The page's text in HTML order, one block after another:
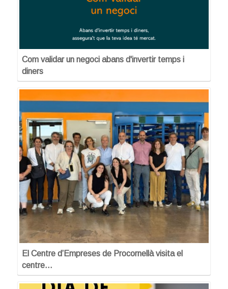
Com validar un negoci abans d'invertir temps i
diners
El Centre d’Empreses de Procornellà visita el
centre…